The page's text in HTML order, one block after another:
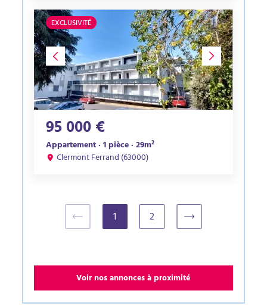
EXCLUSIVITÉ
95 000 €
Appartement · 1 pièce · 29m²
Clermont Ferrand (63000)
1(current)2
Voir nos annonces à proximité